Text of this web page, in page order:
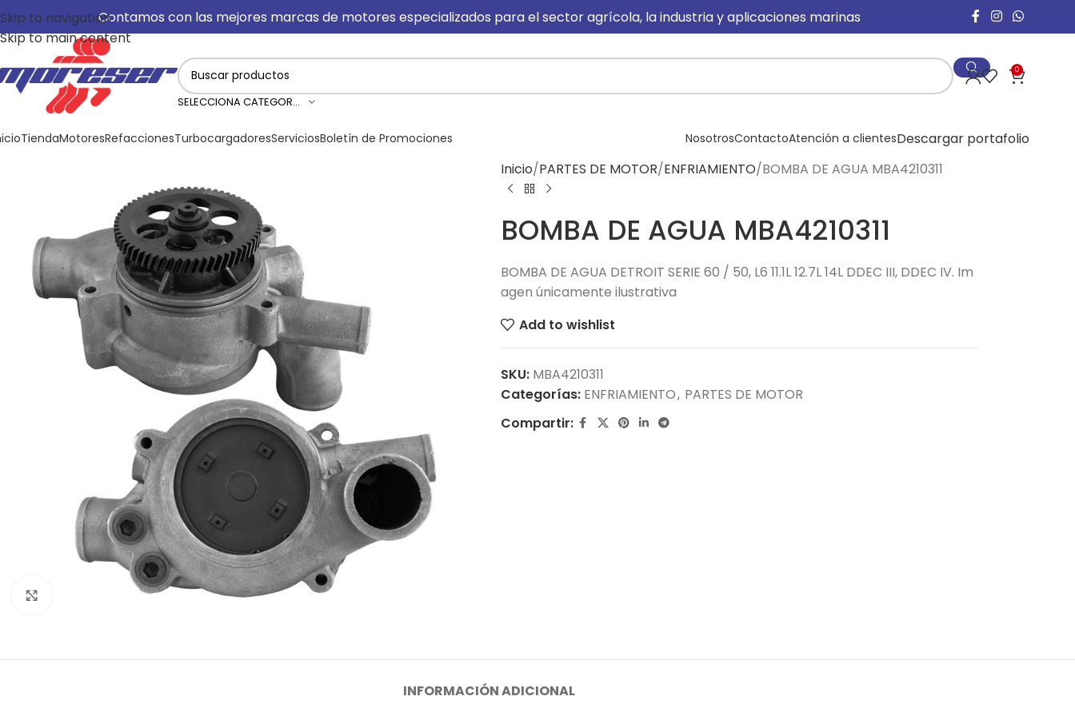
Skip to navigation
Skip to main content
Contamos con las mejores marcas de motores especializados para el sector agrícola, la industria y aplicaciones marinas
SELECCIONA CATEGORÍA
0
TiendaMotoresRefaccionesTurbocargadoresServiciosBoletín de Promociones NosotrosContactoAtención a clientesDescargar portafolio
Click to enlarge
Inicio PARTES DE MOTOR ENFRIAMIENTO BOMBA DE AGUA MBA4210311
BOMBA DE AGUA MBA4210311
BOMBA DE AGUA DETROIT SERIE 60 / 50, L6 11.1L 12.7L 14L DDEC III, DDEC IV. Im
agen únicamente ilustrativa
Add to wishlist
SKU: MBA4210311
Categorías: ENFRIAMIENTO, PARTES DE MOTOR
Compartir:
INFORMACIÓN ADICIONAL